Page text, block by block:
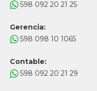
598 092 20 21 25
Gerencia:
598 098 10 1065
Contable:
598 092 20 21 29